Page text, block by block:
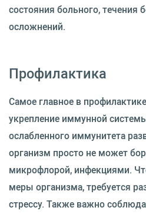
состояния больного, течения
осложнений.
Профилактика
Самое главное в
укрепление иммунной
ослабленного иммунитета
организм просто не может
микрофлорой, инфекциями.
меры организма, требуется
стрессу. Также важно